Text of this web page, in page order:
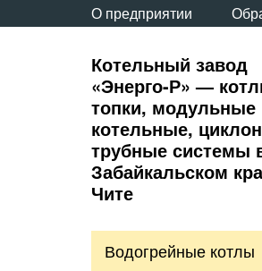
О предприятии
Котельный завод
«Энерго-Р» —
топки, модульные
котельные,
трубные системы
Забайкальском
Чите
Водогрейные котлы